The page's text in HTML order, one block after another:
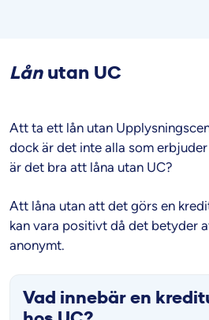
Lånutan UC
Att ta ett lån utan
dock är det inte alla som
är det bra att låna utan UC?
Att låna utan att det görs en
kan vara positivt då det betyder
anonymt.
Vad innebär en